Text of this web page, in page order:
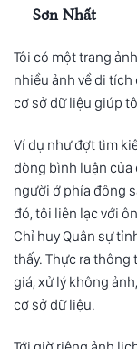
Sơn Nhất
Tôi có một trang
nhiều ảnh về di
cơ sở dữ liệu giúp
Ví dụ như đợt tìm
dòng bình luận của
người ở phía đông
đó, tôi liên lạc với
Chỉ huy Quân sự
thấy. Thực ra thông
giá, xử lý không
cơ sở dữ liệu.